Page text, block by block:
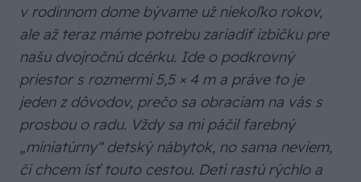
v rodinnom dome bývame už niekoľko rokov,
ale až teraz máme potrebu zariadiť izbičku pre
našu dvojročnú dcérku. Ide o podkrovný
priestor s rozmermi 5,5 × 4 m a práve to je
jeden z dôvodov, prečo sa obraciam na vás s
prosbou o radu. Vždy sa mi páčil farebný
„miniatúrny“ detský nábytok, no sama neviem,
či chcem ísť touto cestou. Deti rastú rýchlo a